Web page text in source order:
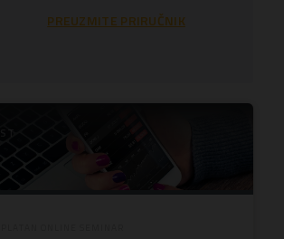
PREUZMITE PRIRUČNIK